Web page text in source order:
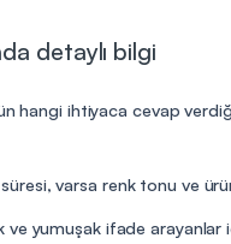
detaylı bilgi
hangi ihtiyaca cevap
varsa renk tonu ve
yumuşak ifade